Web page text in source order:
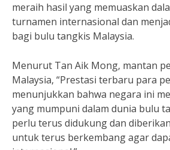
meraih hasil yang memuaskan
turnamen internasional dan
bagi bulu tangkis Malaysia.
Menurut Tan Aik Mong, mantan
Malaysia, “Prestasi terbaru para
menunjukkan bahwa negara ini
yang mumpuni dalam dunia bulu
perlu terus didukung dan
untuk terus berkembang agar